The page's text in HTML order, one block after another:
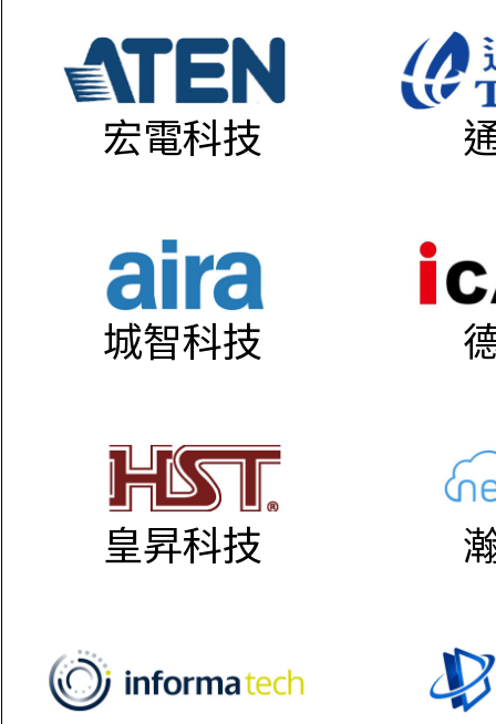
宏電科技
城智科技
皇昇科技